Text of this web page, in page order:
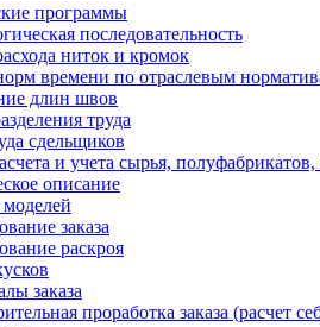
программы
последовательность
ниток и кромок
времени по отраслевым
длин швов
труда
сдельщиков
и учета сырья,
описание
моделей
заказа
раскроя
заказа
проработка заказа (расчет